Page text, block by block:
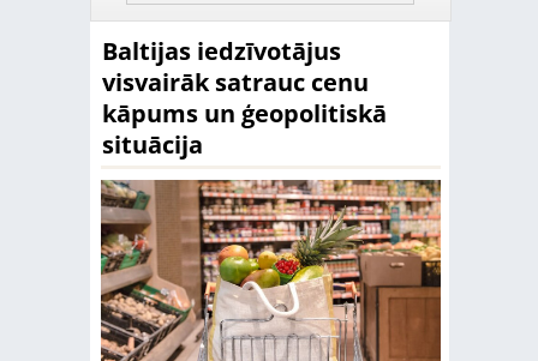
Baltijas iedzīvotājus
visvairāk satrauc cenu
kāpums un ģeopolitiskā
situācija